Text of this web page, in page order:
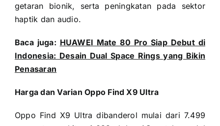
getaran bionik, serta peningkatan pada sektor
haptik dan audio.
Baca juga: HUAWEI Mate 80 Pro Siap Debut di
Indonesia: Desain Dual Space Rings yang Bikin
Penasaran
Harga dan Varian Oppo Find X9 Ultra
Oppo Find X9 Ultra dibanderol mulai dari 7.499